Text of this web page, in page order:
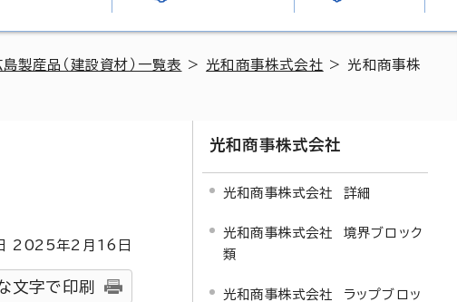
島製産品（建設資材）一覧表 > 光和商事株式会社 > 光和商事株
2025年2月 16 日
文字で印刷
光和商事株式会社
光和商事株式会社 詳細
光和商事株式会社 境界ブロック
類
光和商事株式会社 ラップブロッ